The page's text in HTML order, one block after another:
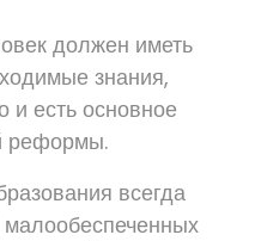
должен иметь
знания,
и есть основное
реформы.
всегда
малообеспеченных